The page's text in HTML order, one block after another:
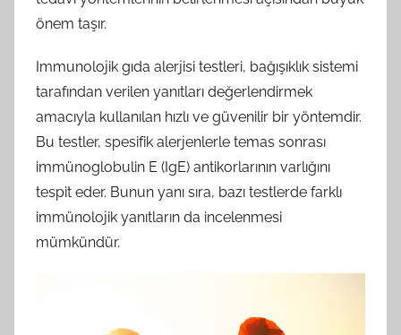
önem taşır.
Immunolojik gıda alerjisi testleri, bağışıklık sistemi
tarafından verilen yanıtları değerlendirmek
amacıyla kullanılan hızlı ve güvenilir bir yöntemdir.
Bu testler, spesifik alerjenlerle temas sonrası
immünoglobulin E (IgE) antikorlarının varlığını
tespit eder. Bunun yanı sıra, bazı testlerde farklı
immünolojik yanıtların da incelenmesi
mümkündür.